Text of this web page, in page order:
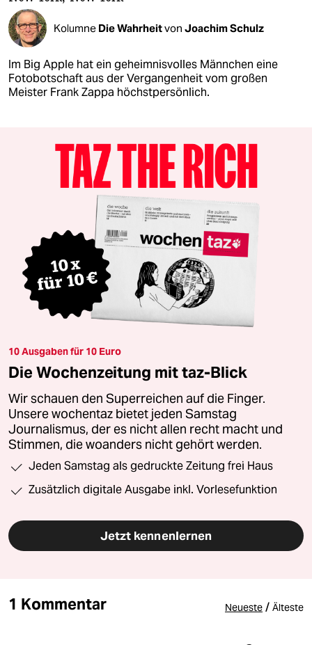
Kolumne Die Wahrheitvon Joachim Schulz
Im Big Apple hat ein geheimnisvolles Männchen eine
Fotobotschaft aus der Vergangenheit vom großen
Meister Frank Zappa höchstpersönlich.
10 Ausgaben für 10 Euro
Die Wochenzeitung mit taz-Blick
Wir schauen den Superreichen auf die Finger.
Unsere wochentaz bietet jeden Samstag
Journalismus, der es nicht allen recht macht und
Stimmen, die woanders nicht gehört werden.
Jeden Samstag als gedruckte Zeitung frei Haus
Zusätzlich digitale Ausgabe inkl. Vorlesefunktion
Jetzt kennenlernen
1 Kommentar Neueste / Älteste